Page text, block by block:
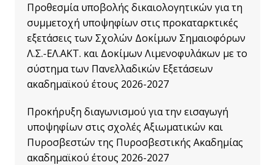
Προθεσμία υποβολής δικαιολογητικών για τη
συμμετοχή υποψηφίων στις προκαταρκτικές
εξετάσεις των Σχολών Δοκίμων Σημαιοφόρων
Λ.Σ.-ΕΛ.ΑΚΤ. και Δοκίμων Λιμενοφυλάκων με το
σύστημα των Πανελλαδικών Εξετάσεων
ακαδημαϊκού έτους 2026-2027
Προκήρυξη διαγωνισμού για την εισαγωγή
υποψηφίων στις σχολές Αξιωματικών και
Πυροσβεστών της Πυροσβεστικής Ακαδημίας
ακαδημαϊκού έτους 2026-2027